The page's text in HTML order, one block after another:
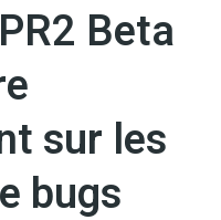
Beta
sur les
bugs